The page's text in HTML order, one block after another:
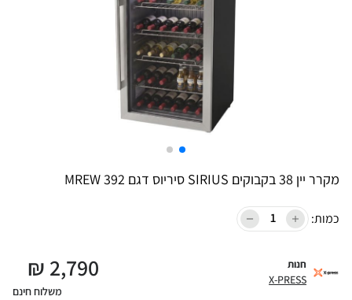
מקרר יין 38 בקבוקים SIRIUS סיריוס דגם MREW 392
כמות:
חנות
X-PRESS
2,790
₪
משלוח חינם